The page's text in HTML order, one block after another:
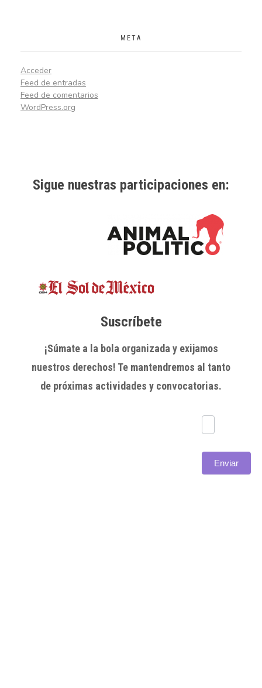
META
Acceder
Feed de entradas
Feed de comentarios
WordPress.org
Sigue nuestras participaciones en:
Suscríbete
¡Súmate a la bola organizada y exijamos
nuestros derechos! Te mantendremos al tanto
de próximas actividades y convocatorias.
Subscríbete
Enviar